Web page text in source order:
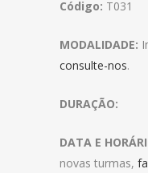
Código: T031
MODALIDADE:
consulte-nos.
DURAÇÃO:
DATA E
novas turmas,